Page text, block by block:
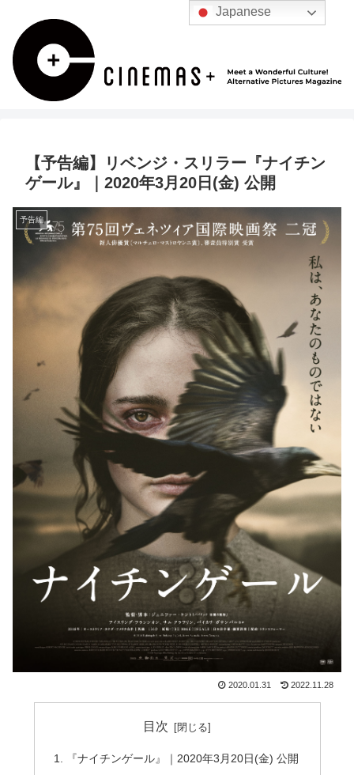
【予告編】リベンジ・スリラー『ナイチン
ゲール』｜2020年3月20日(金) 公開
予告編
2020.01.31 2022.11.28
目次
『ナイチンゲール』｜2020年3月20日(金) 公開
Japanese